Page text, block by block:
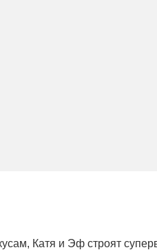
Катя и Эф строят